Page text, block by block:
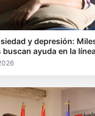
y depresión:
buscan ayuda en la